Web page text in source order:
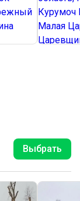
Выбрать